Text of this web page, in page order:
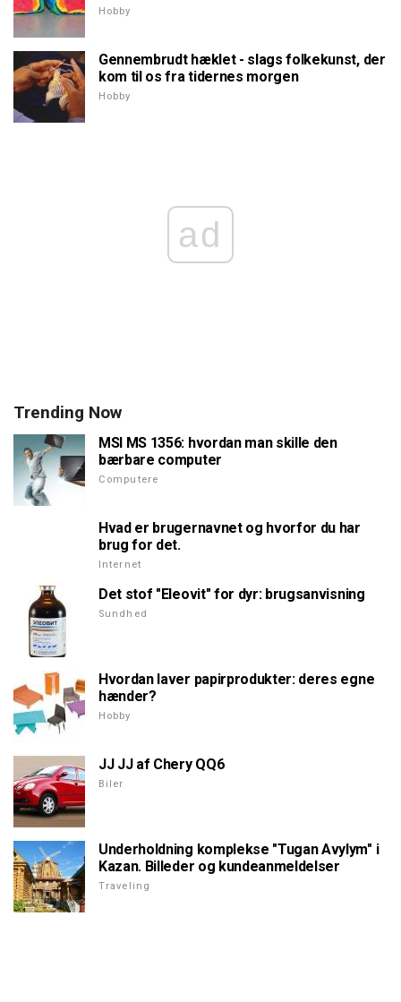
Hobby
Gennembrudt hæklet - slags folkekunst, der
kom til os fra tidernes morgen
Hobby
ad
Trending Now
MSI MS 1356: hvordan man skille den
bærbare computer
Computere
Hvad er brugernavnet og hvorfor du har
brug for det.
Internet
Det stof "Eleovit" for dyr: brugsanvisning
Sundhed
Hvordan laver papirprodukter: deres egne
hænder?
Hobby
JJ JJ af Chery QQ6
Biler
Underholdning komplekse "Tugan Avylym" i
Kazan. Billeder og kundeanmeldelser
Traveling